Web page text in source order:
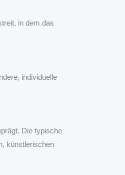
in dem das
individuelle
Die typische
künstlerischen